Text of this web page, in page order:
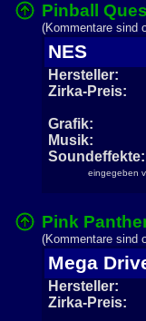
Pinball
(Kommentare sind
NES
Hersteller:
Zirka-Preis:
Grafik:
Musik:
Soundeffekte:
eingegeben
Pink
(Kommentare sind
Mega
Hersteller:
Zirka-Preis: